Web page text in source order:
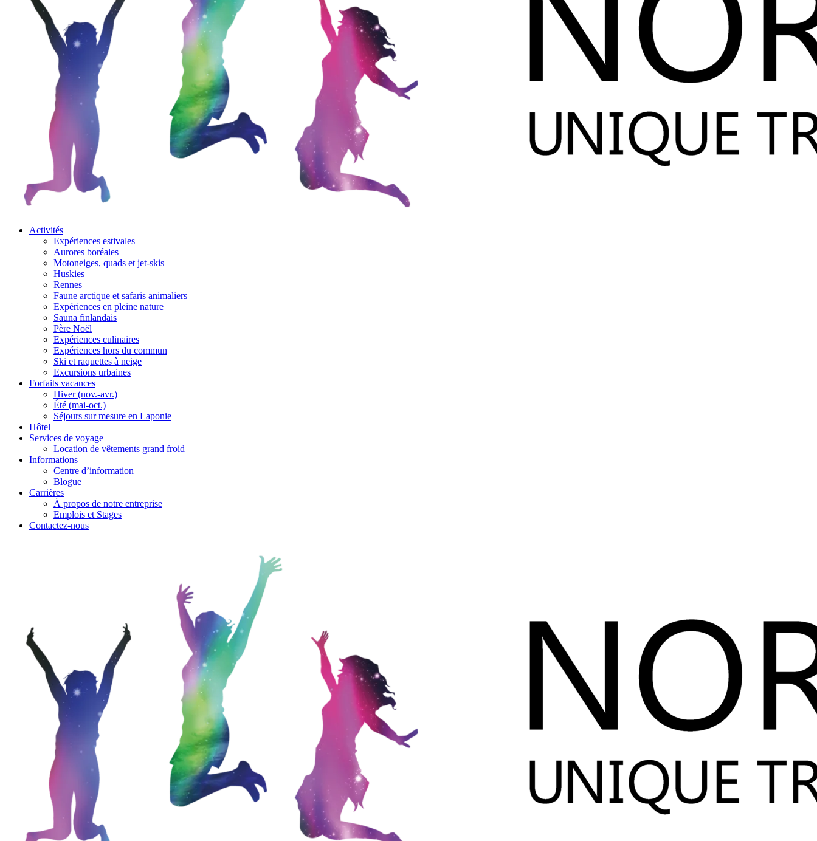
Activités
Expériences estivales
Aurores boréales
Motoneiges, quads et jet-skis
Huskies
Rennes
Faune arctique et safaris animaliers
Expériences en pleine nature
Sauna finlandais
Père Noël
Expériences culinaires
Expériences hors du commun
Ski et raquettes à neige
Excursions urbaines
Forfaits vacances
Hiver (nov.-avr.)
Été (mai-oct.)
Séjours sur mesure en Laponie
Hôtel
Services de voyage
Location de vêtements grand froid
Informations
Centre d’information
Blogue
Carrières
À propos de notre entreprise
Emplois et Stages
Contactez-nous